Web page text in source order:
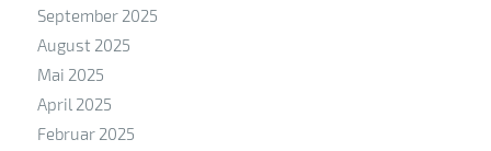
September 2025
August 2025
Mai 2025
April 2025
Februar 2025